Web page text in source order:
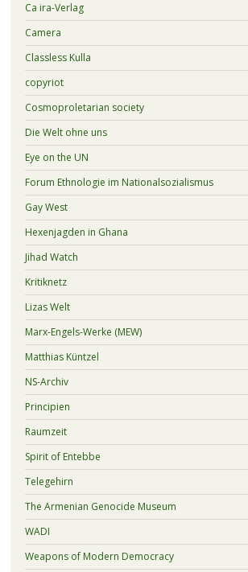
Ca ira-Verlag
Camera
Classless Kulla
copyriot
Cosmoproletarian society
Die Welt ohne uns
Eye on the UN
Forum Ethnologie im Nationalsozialismus
Gay West
Hexenjagden in Ghana
Jihad Watch
Kritiknetz
Lizas Welt
Marx-Engels-Werke (MEW)
Matthias Küntzel
NS-Archiv
Principien
Raumzeit
Spirit of Entebbe
Telegehirn
The Armenian Genocide Museum
WADI
Weapons of Modern Democracy